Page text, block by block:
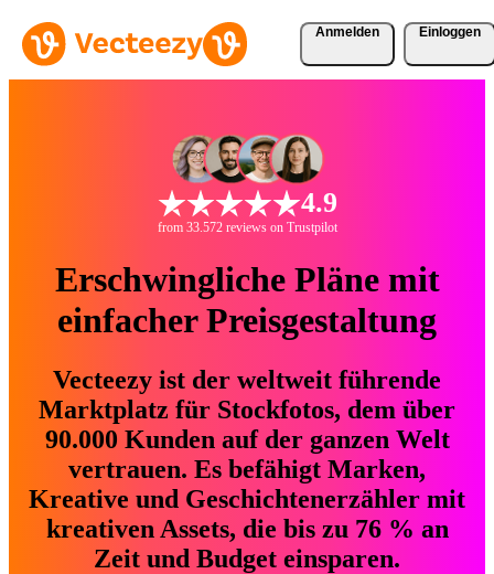
Anmelden Einloggen
4.9
from 33.572 reviews on Trustpilot
Erschwingliche Pläne mit
einfacher Preisgestaltung
Vecteezy ist der weltweit führende
Marktplatz für Stockfotos, dem über
90.000 Kunden auf der ganzen Welt
vertrauen. Es befähigt Marken,
Kreative und Geschichtenerzähler mit
kreativen Assets, die bis zu 76 % an
Zeit und Budget einsparen.